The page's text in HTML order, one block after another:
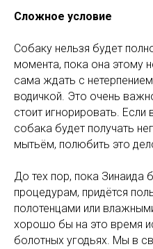
Сложное условие
Собаку нельзя будет
момента, пока она этому
сама ждать с
водичкой. Это очень
стоит игнорировать. Если
собака будет получать
мытьём, полюбить это
До тех пор, пока Зинаида
процедурам, придётся
полотенцами или
хорошо бы на это время
болотных угодьях. Мы в